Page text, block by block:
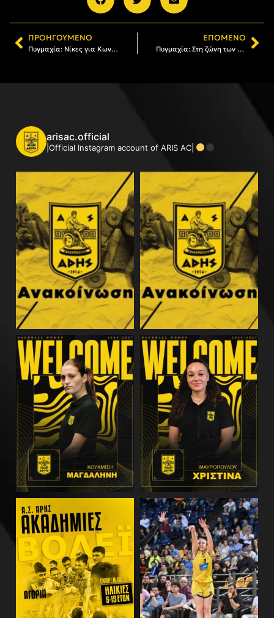
ΠΡΟΗΓΟΎΜΕΝΟ
Πυγμαχία: Νίκες για Κωνσταντινούδη, Ζιώγα στην πρεμιέρα του Πανελλήνιου Πρωταθλήματος
ΕΠΌΜΕΝΟ
Πυγμαχία: Στη ζώνη των μεταλλίων οι Καλπάκης, Κωνσταντινούδης και Ζιώγας
arisac.official
|Official Instagram account of ARIS AC|